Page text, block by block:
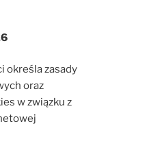
określa zasady
oraz
w związku z